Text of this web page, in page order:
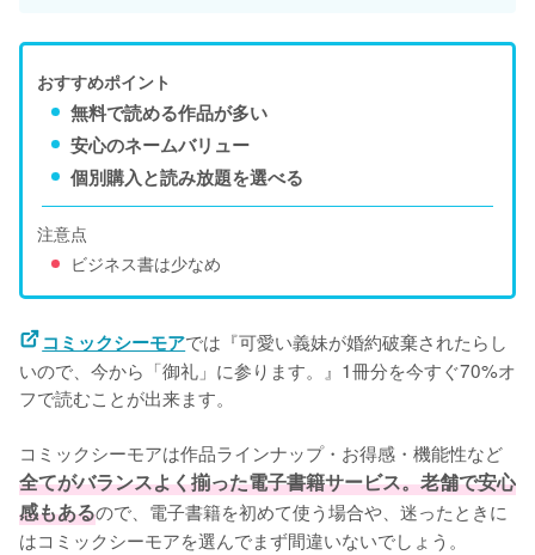
おすすめポイント
無料で読める作品が多い
安心のネームバリュー
個別購入と読み放題を選べる
注意点
ビジネス書は少なめ
コミックシーモアでは『可愛い義妹が婚約破棄されたらし
いので、今から「御礼」に参ります。』1冊分を今すぐ70%オ
フで読むことが出来ます。
コミックシーモアは作品ラインナップ・お得感・機能性など
全てがバランスよく揃った電子書籍サービス。老舗で安心
感もあるので、電子書籍を初めて使う場合や、迷ったときに
はコミックシーモアを選んでまず間違いないでしょう。